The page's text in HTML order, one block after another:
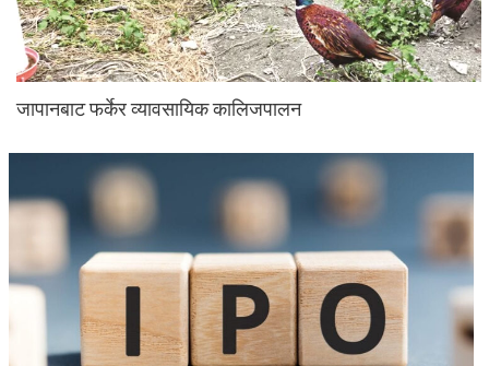
जापानबाट फर्केर व्यावसायिक कालिजपालन